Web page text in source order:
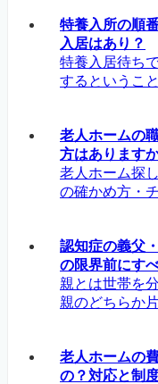
特養入所の順
入居はあり？
特養入居待ち
するというこ
老人ホームの
方はあります
老人ホーム探
の確かめ方・
認知症の義父
の限界前にす
親とは世帯を
親のどちらか
老人ホームの
の？対応と制